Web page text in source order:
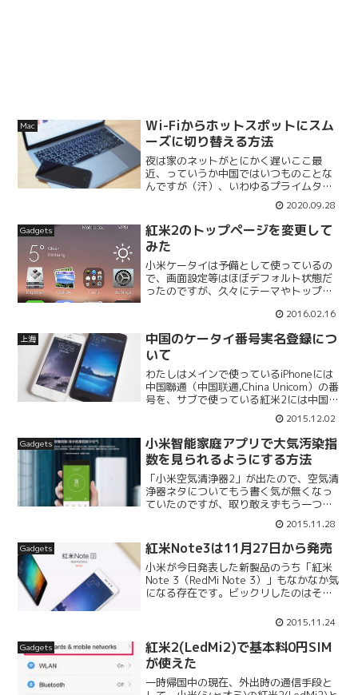
Mac
Wi-Fiからホットスポットにスム
ーズに切り替える方法
夜は家のネットがとにかく遅いここ最
近、っていうか中国ではいつものことな
んですが（汗）、いわゆるプライムタイ
ム、特に夜の8時くらいから家のネットが
めちゃくちゃ遅くなります。20時、21
時、22時など正時付近、あと○時30分な
ど定時刻に遅くなる...
2020.09.28
Gadgets
紅米2のトップページを変更して
みた
小米ケータイは予備として使っているの
で、画面設定等はほぼデフォルト状態だ
ったのですが、久々にテーマやトップペ
テーマは以前にも紹介したことがあると
おり、小米がテーマを配信しているスト
アみたいなのがあって、有...
2016.02.16
上海
中国のケータイ番号実名登録につ
いて
わたしはメインで使っているiPhoneには
中国聯通（中国联通,China Unicom）の番
号を、サブで使っている紅米2には中国移
動（中国移动,China Mobile）の番号を入
れています。さて、中国でも携帯電話番
号は”基本”実名で登録す...
2015.12.02
Gadgets
小米智能家庭アプリで大気汚染指
数を見られるようにする方法
「小米空気清浄器2」が出たので、空気清
浄器ネタについてもう書く気が無くなっ
ていたのですが、取り敢えずもう一つエ
ントリすることにしました（笑）小米の
空気清浄器とリンクした「小米智能家
庭」アプリを使うと、室内と室外の大気
汚染指数を確認することが...
2015.11.28
Gadgets 紅米Note3は11月27日から発売
小米が今日発表した新製品のうち「紅米
Note 3（RedMi Note 3）」もなかなか気
になる存在です。ビックリしたのはその
リではありませんか！ しかもボディー
2015.11.24
Gadgets
紅米2(LedMi2)で基本料0円SIM
が使えた
一時帰国中の現在、外出時の通信手段と